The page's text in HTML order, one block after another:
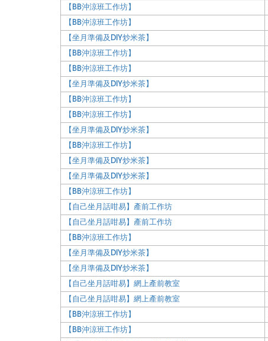
【BB沖涼班工作坊】
【BB沖涼班工作坊】
【坐月準備及DIY炒米茶】
【BB沖涼班工作坊】
【BB沖涼班工作坊】
【坐月準備及DIY炒米茶】
【BB沖涼班工作坊】
【BB沖涼班工作坊】
【坐月準備及DIY炒米茶】
【BB沖涼班工作坊】
【坐月準備及DIY炒米茶】
【坐月準備及DIY炒米茶】
【BB沖涼班工作坊】
【自己坐月話咁易】產前工作坊
【自己坐月話咁易】產前工作坊
【BB沖涼班工作坊】
【坐月準備及DIY炒米茶】
【坐月準備及DIY炒米茶】
【自己坐月話咁易】網上產前教室
【自己坐月話咁易】網上產前教室
【BB沖涼班工作坊】
【BB沖涼班工作坊】